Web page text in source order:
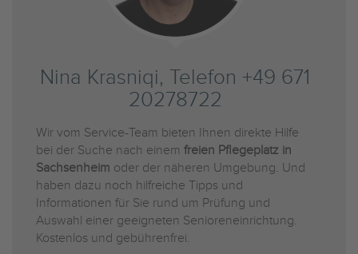
Nina Krasniqi, Telefon +49 671
20278722
Wir vom Service-Team bieten Ihnen direkte Hilfe
bei der Suche nach einem freien Pflegeplatz in
Sachsenheim oder der näheren Umgebung. Und
haben dazu noch hilfreiche Tipps und
Informationen für Sie rund um Prüfung und
Auswahl einer geeigneten Senioreneinrichtung.
Kostenlos und gebührenfrei.